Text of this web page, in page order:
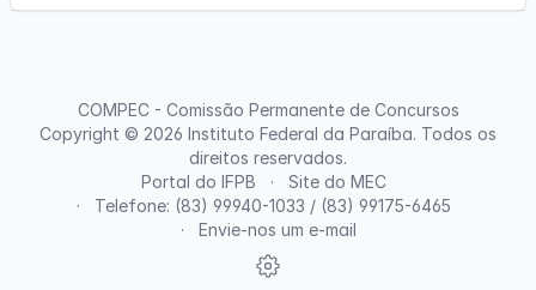
Portal do IFPB
Site do MEC
Telefone: (83) 99940-1033 / (83) 99175-6465
Envie-nos um e-mail
COMPEC - Comissão Permanente de Concursos
Copyright © 2026 Instituto Federal da Paraíba. Todos os
direitos reservados.